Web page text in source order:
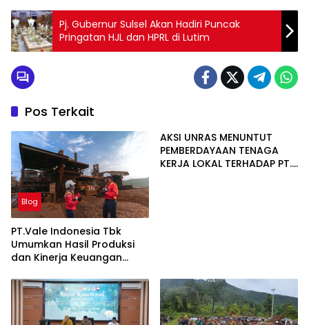
Pj. Gubernur Sulsel Akan Hadiri Puncak
Pringatan HJL dan HPRL di Lutim
Pos Terkait
Blog
PT.Vale Indonesia Tbk
Umumkan Hasil Produksi
dan Kinerja Keuangan
AKSI UNRAS MENUNTUT
PEMBERDAYAAN TENAGA
KERJA LOKAL TERHADAP PT.